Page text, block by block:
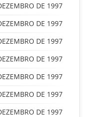
DE 1997
DE 1997
DE 1997
DE 1997
DE 1997
DE 1997
DE 1997